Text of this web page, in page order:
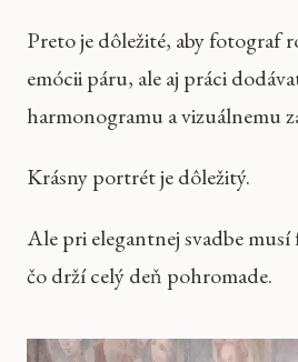
Preto je dôležité, aby fotograf
emócii páru, ale aj práci
harmonogramu a vizuálnemu
Krásny portrét je dôležitý.
Ale pri elegantnej svadbe
čo drží celý deň pohromade.